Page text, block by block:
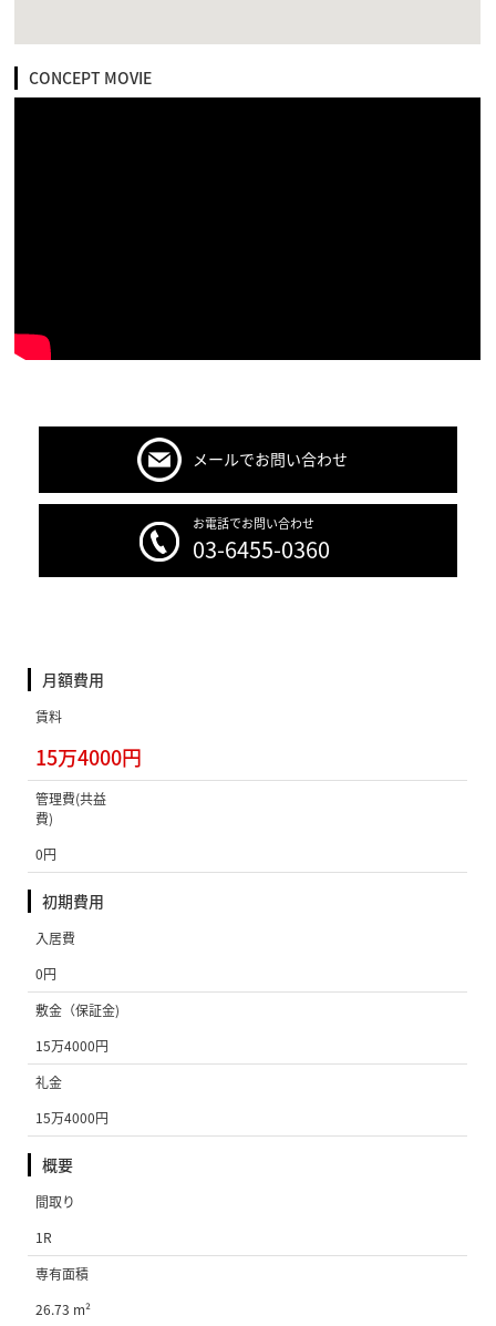
CONCEPT MOVIE
メールでお問い合わせ
お電話でお問い合わせ
03-6455-0360
月額費用
賃料
15万4000円
管理費(共益
費)
0円
初期費用
入居費
0円
敷金（保証金)
15万4000円
礼金
15万4000円
概要
間取り
1R
専有面積
26.73 m²